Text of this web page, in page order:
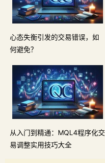
心态失衡引发的交易错误，如
何避免？
从入门到精通：MQL4程序化交
易调整实用技巧大全